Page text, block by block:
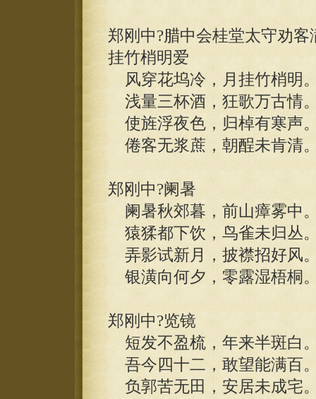
郑刚中?腊中会桂堂太守劝
挂竹梢明爱
风穿花坞冷，月挂竹梢明
浅量三杯酒，狂歌万古情
使旌浮夜色，归棹有寒声
倦客无浆蔗，朝酲未肯清
郑刚中?阑暑
阑暑秋郊暮，前山瘴雾中
猿猱都下饮，鸟雀未归丛
弄影试新月，披襟招好风
银潢向何夕，零露湿梧桐
郑刚中?览镜
短发不盈梳，年来半斑白
吾今四十二，敢望能满百
负郭苦无田，安居未成宅